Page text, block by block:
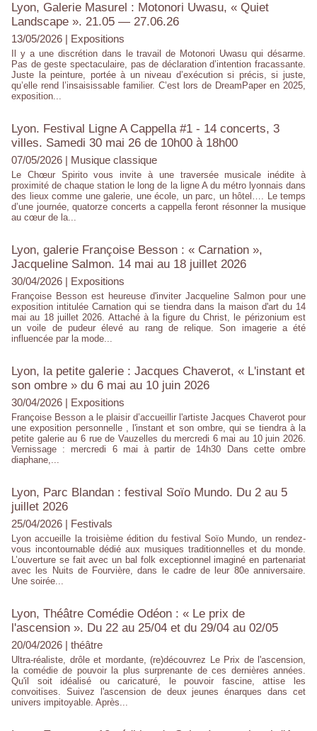
Lyon, Galerie Masurel : Motonori Uwasu, « Quiet
Landscape ». 21.05 — 27.06.26
13/05/2026 | Expositions
Il y a une discrétion dans le travail de Motonori Uwasu qui désarme.
Pas de geste spectaculaire, pas de déclaration d’intention fracassante.
Juste la peinture, portée à un niveau d’exécution si précis, si juste,
qu’elle rend l’insaisissable familier. C’est lors de DreamPaper en 2025,
exposition...
Lyon. Festival Ligne A Cappella #1 - 14 concerts, 3
villes. Samedi 30 mai 26 de 10h00 à 18h00
07/05/2026 | Musique classique
Le Chœur Spirito vous invite à une traversée musicale inédite à
proximité de chaque station le long de la ligne A du métro lyonnais dans
des lieux comme une galerie, une école, un parc, un hôtel…. Le temps
d’une journée, quatorze concerts a cappella feront résonner la musique
au cœur de la...
Lyon, galerie Françoise Besson : « Carnation »,
Jacqueline Salmon. 14 mai au 18 juillet 2026
30/04/2026 | Expositions
Françoise Besson est heureuse d'inviter Jacqueline Salmon pour une
exposition intitulée Carnation qui se tiendra dans la maison d'art du 14
mai au 18 juillet 2026. Attaché à la figure du Christ, le périzonium est
un voile de pudeur élevé au rang de relique. Son imagerie a été
influencée par la mode...
Lyon, la petite galerie : Jacques Chaverot, « L'instant et
son ombre » du 6 mai au 10 juin 2026
30/04/2026 | Expositions
Françoise Besson a le plaisir d’accueillir l'artiste Jacques Chaverot pour
une exposition personnelle , l'instant et son ombre, qui se tiendra à la
petite galerie au 6 rue de Vauzelles du mercredi 6 mai au 10 juin 2026.
Vernissage : mercredi 6 mai à partir de 14h30 Dans cette ombre
diaphane,...
Lyon, Parc Blandan : festival Soïo Mundo. Du 2 au 5
juillet 2026
25/04/2026 | Festivals
Lyon accueille la troisième édition du festival Soïo Mundo, un rendez-
vous incontournable dédié aux musiques traditionnelles et du monde.
L’ouverture se fait avec un bal folk exceptionnel imaginé en partenariat
avec les Nuits de Fourvière, dans le cadre de leur 80e anniversaire.
Une soirée...
Lyon, Théâtre Comédie Odéon : « Le prix de
l'ascension ». Du 22 au 25/04 et du 29/04 au 02/05
20/04/2026 | théâtre
Ultra-réaliste, drôle et mordante, (re)découvrez Le Prix de l'ascension,
la comédie de pouvoir la plus surprenante de ces dernières années.
Qu'il soit idéalisé ou caricaturé, le pouvoir fascine, attise les
convoitises. Suivez l'ascension de deux jeunes énarques dans cet
univers impitoyable. Après...